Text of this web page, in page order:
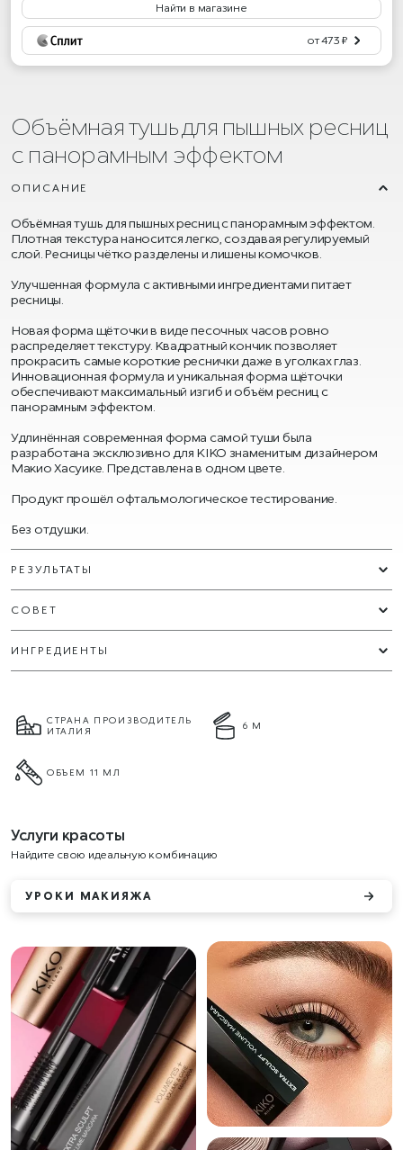
Найти в магазине
от 473 ₽
Объёмная тушь для пышных ресниц
с панорамным эффектом
ОПИСАНИЕ
Объёмная тушь для пышных ресниц с панорамным эффектом.
Плотная текстура наносится легко, создавая регулируемый
слой. Ресницы чётко разделены и лишены комочков.
Улучшенная формула с активными ингредиентами питает
ресницы.
Новая форма щёточки в виде песочных часов ровно
распределяет текстуру. Квадратный кончик позволяет
прокрасить самые короткие реснички даже в уголках глаз.
Инновационная формула и уникальная форма щёточки
обеспечивают максимальный изгиб и объём ресниц с
панорамным эффектом.
Удлинённая современная форма самой туши была
разработана эксклюзивно для KIKO знаменитым дизайнером
Макио Хасуике. Представлена в одном цвете.
Продукт прошёл офтальмологическое тестирование.
Без отдушки.
РЕЗУЛЬТАТЫ
СОВЕТ
ИНГРЕДИЕНТЫ
СТРАНА ПРОИЗВОДИТЕЛЬ
ИТАЛИЯ
6 М
ОБЪЕМ 11 МЛ
Услуги красоты
Найдите свою идеальную комбинацию
УРОКИ МАКИЯЖА